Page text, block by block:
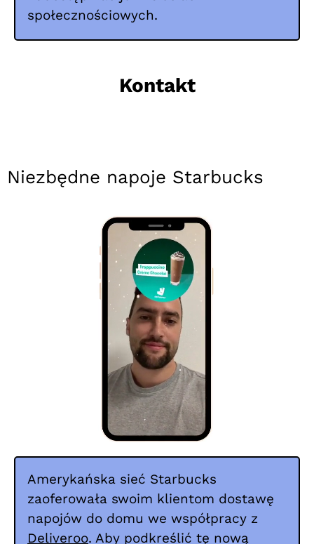
społecznościowych.
Kontakt
Niezbędne napoje Starbucks
Amerykańska sieć Starbucks
zaoferowała swoim klientom dostawę
napojów do domu we współpracy z
Deliveroo. Aby podkreślić tę nową